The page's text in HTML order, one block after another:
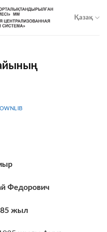
Қазақ
Федорович
85 жыл